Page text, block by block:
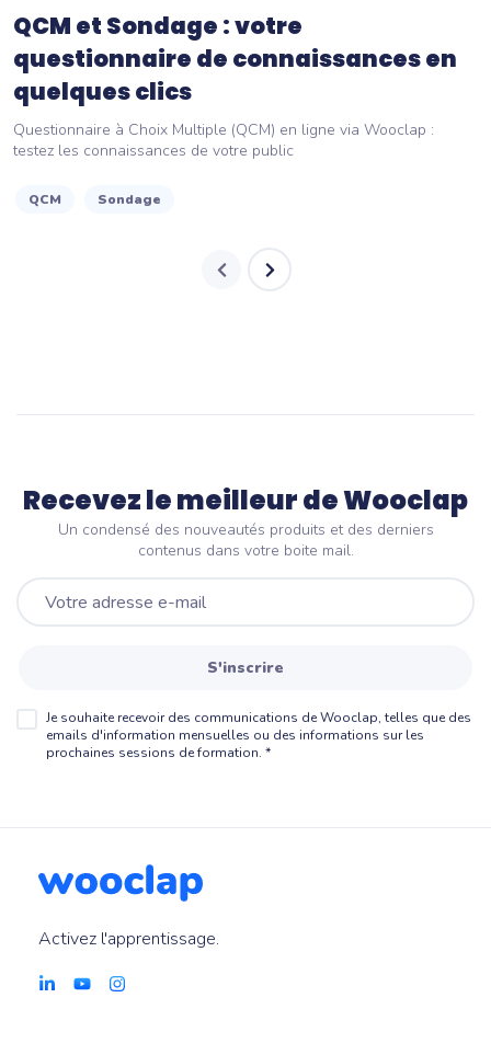
QCM et Sondage : votre
questionnaire de connaissances en
quelques clics
Questionnaire à Choix Multiple (QCM) en ligne via Wooclap :
testez les connaissances de votre public
QCM Sondage
Recevez le meilleur de Wooclap
Un condensé des nouveautés produits et des derniers
contenus dans votre boite mail.
S'inscrire
Je souhaite recevoir des communications de Wooclap, telles que des
emails d'information mensuelles ou des informations sur les
prochaines sessions de formation. *
Activez l'apprentissage.